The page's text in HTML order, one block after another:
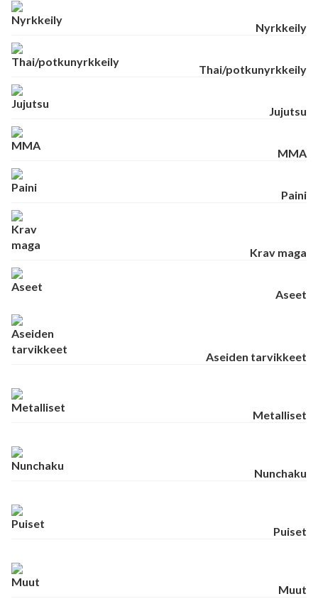
Nyrkkeily
Thai/potkunyrkkeily
Jujutsu
MMA
Paini
Krav maga
Aseet
Aseiden tarvikkeet
Metalliset
Nunchaku
Puiset
Muut